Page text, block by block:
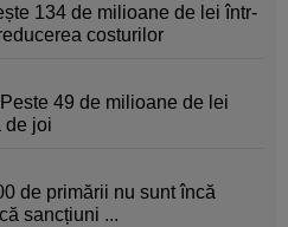
134 de milioane de lei într-
costurilor
49 de milioane de lei
de joi
de primării nu sunt încă
sancțiuni ...